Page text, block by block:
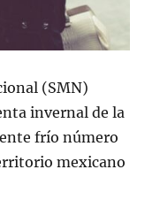
(SMN)
invernal de la
frío número
mexicano